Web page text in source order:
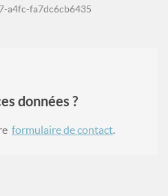
a4fc-fa7dc6cb6435
données ?
formulaire de contact.